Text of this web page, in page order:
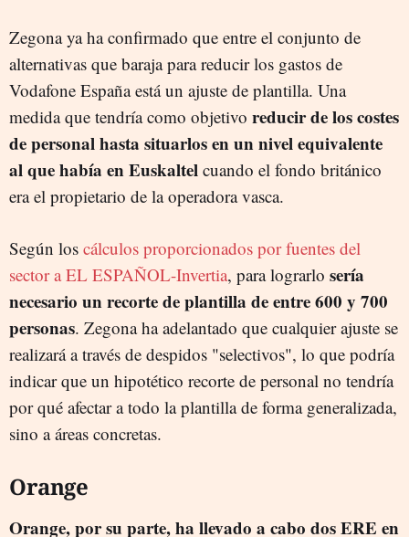
Zegona ya ha confirmado que entre el conjunto de
alternativas que baraja para reducir los gastos de
Vodafone España está un ajuste de plantilla. Una
medida que tendría como objetivo reducir de los costes
de personal hasta situarlos en un nivel equivalente
al que había en Euskaltel cuando el fondo británico
era el propietario de la operadora vasca.
Según los cálculos proporcionados por fuentes del
sector a EL ESPAÑOL-Invertia, para lograrlo sería
necesario un recorte de plantilla de entre 600 y 700
personas. Zegona ha adelantado que cualquier ajuste se
realizará a través de despidos "selectivos", lo que podría
indicar que un hipotético recorte de personal no tendría
por qué afectar a todo la plantilla de forma generalizada,
sino a áreas concretas.
Orange
Orange, por su parte, ha llevado a cabo dos ERE en